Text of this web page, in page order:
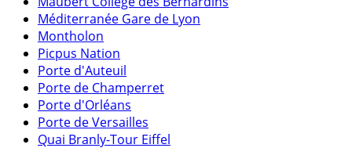
Méditerranée Gare de Lyon
Montholon
Picpus Nation
Porte d'Auteuil
Porte de Champerret
Porte d'Orléans
Porte de Versailles
Quai Branly-Tour Eiffel